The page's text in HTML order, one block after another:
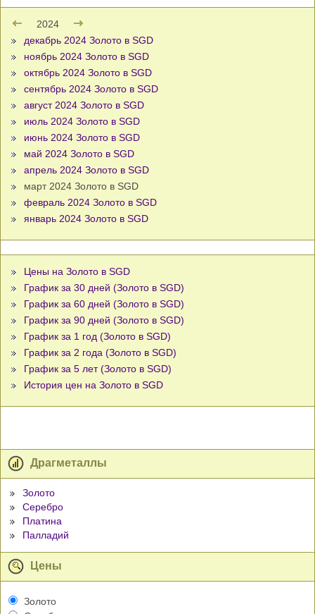
2024
декабрь 2024 Золото в SGD
ноябрь 2024 Золото в SGD
октябрь 2024 Золото в SGD
сентябрь 2024 Золото в SGD
август 2024 Золото в SGD
июль 2024 Золото в SGD
июнь 2024 Золото в SGD
май 2024 Золото в SGD
апрель 2024 Золото в SGD
март 2024 Золото в SGD
февраль 2024 Золото в SGD
январь 2024 Золото в SGD
Цены на Золото в SGD
График за 30 дней (Золото в SGD)
График за 60 дней (Золото в SGD)
График за 90 дней (Золото в SGD)
График за 1 год (Золото в SGD)
График за 2 года (Золото в SGD)
График за 5 лет (Золото в SGD)
История цен на Золото в SGD
Драгметаллы
Золото
Серебро
Платина
Палладий
Цены
Золото